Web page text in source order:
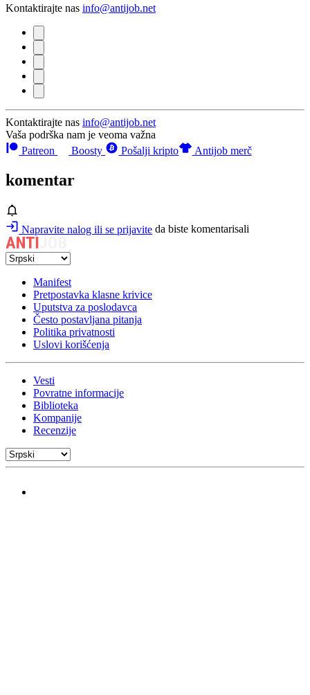
Kontaktirajte nas info@antijob.net
Kontaktirajte nas info@antijob.net
Vaša podrška nam je veoma važna
Patreon
Boosty Pošalji kripto Antijob merč
komentar
Napravite nalog ili se prijavite da biste komentarisali
Manifest
Pretpostavka klasne krivice
Uputstva za poslodavca
Često postavljana pitanja
Politika privatnosti
Uslovi korišćenja
Vesti
Povratne informacije
Biblioteka
Kompanije
Recenzije